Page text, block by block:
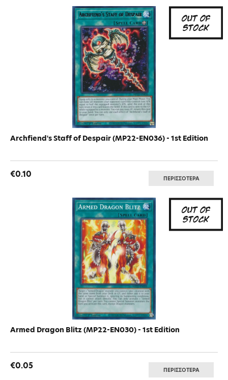
Archfiend's Staff of Despair (MP22-EN036) - 1st Edition
€0.10 ΠΕΡΙΣΣΟΤΕΡΑ
Armed Dragon Blitz (MP22-EN030) - 1st Edition
€0.05 ΠΕΡΙΣΣΟΤΕΡΑ